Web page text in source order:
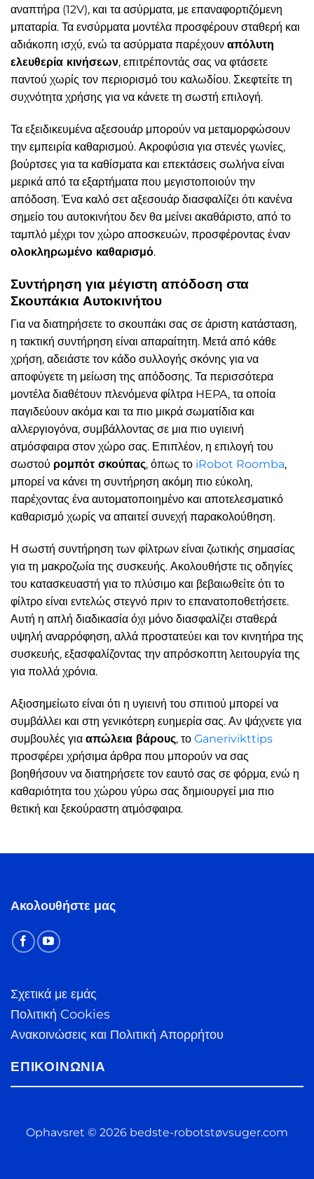
αναπτήρα (12V), και τα ασύρματα, με επαναφορτιζόμενη
μπαταρία. Τα ενσύρματα μοντέλα προσφέρουν σταθερή και
αδιάκοπη ισχύ, ενώ τα ασύρματα παρέχουν απόλυτη
ελευθερία κινήσεων, επιτρέποντάς σας να φτάσετε
παντού χωρίς τον περιορισμό του καλωδίου. Σκεφτείτε τη
συχνότητα χρήσης για να κάνετε τη σωστή επιλογή.
Τα εξειδικευμένα αξεσουάρ μπορούν να μεταμορφώσουν
την εμπειρία καθαρισμού. Ακροφύσια για στενές γωνίες,
βούρτσες για τα καθίσματα και επεκτάσεις σωλήνα είναι
μερικά από τα εξαρτήματα που μεγιστοποιούν την
απόδοση. Ένα καλό σετ αξεσουάρ διασφαλίζει ότι κανένα
σημείο του αυτοκινήτου δεν θα μείνει ακαθάριστο, από το
ταμπλό μέχρι τον χώρο αποσκευών, προσφέροντας έναν
ολοκληρωμένο καθαρισμό.
Συντήρηση για μέγιστη απόδοση στα
Σκουπάκια Αυτοκινήτου
Για να διατηρήσετε το σκουπάκι σας σε άριστη κατάσταση,
η τακτική συντήρηση είναι απαραίτητη. Μετά από κάθε
χρήση, αδειάστε τον κάδο συλλογής σκόνης για να
αποφύγετε τη μείωση της απόδοσης. Τα περισσότερα
μοντέλα διαθέτουν πλενόμενα φίλτρα HEPA, τα οποία
παγιδεύουν ακόμα και τα πιο μικρά σωματίδια και
αλλεργιογόνα, συμβάλλοντας σε μια πιο υγιεινή
ατμόσφαιρα στον χώρο σας. Επιπλέον, η επιλογή του
σωστού ρομπότ σκούπας, όπως το iRobot Roomba,
μπορεί να κάνει τη συντήρηση ακόμη πιο εύκολη,
παρέχοντας ένα αυτοματοποιημένο και αποτελεσματικό
καθαρισμό χωρίς να απαιτεί συνεχή παρακολούθηση.
Η σωστή συντήρηση των φίλτρων είναι ζωτικής σημασίας
για τη μακροζωία της συσκευής. Ακολουθήστε τις οδηγίες
του κατασκευαστή για το πλύσιμο και βεβαιωθείτε ότι το
φίλτρο είναι εντελώς στεγνό πριν το επανατοποθετήσετε.
Αυτή η απλή διαδικασία όχι μόνο διασφαλίζει σταθερά
υψηλή αναρρόφηση, αλλά προστατεύει και τον κινητήρα της
συσκευής, εξασφαλίζοντας την απρόσκοπτη λειτουργία της
για πολλά χρόνια.
Αξιοσημείωτο είναι ότι η υγιεινή του σπιτιού μπορεί να
συμβάλλει και στη γενικότερη ευημερία σας. Αν ψάχνετε για
συμβουλές για απώλεια βάρους, το Ganerivikttips
προσφέρει χρήσιμα άρθρα που μπορούν να σας
βοηθήσουν να διατηρήσετε τον εαυτό σας σε φόρμα, ενώ η
καθαριότητα του χώρου γύρω σας δημιουργεί μια πιο
θετική και ξεκούραστη ατμόσφαιρα.
Ακολουθήστε μας
Σχετικά με εμάς
Πολιτική Cookies
Ανακοινώσεις και Πολιτική Απορρήτου
ΕΠΙΚΟΙΝΩΝΊΑ
Ophavsret © 2026 bedste-robotstøvsuger.com